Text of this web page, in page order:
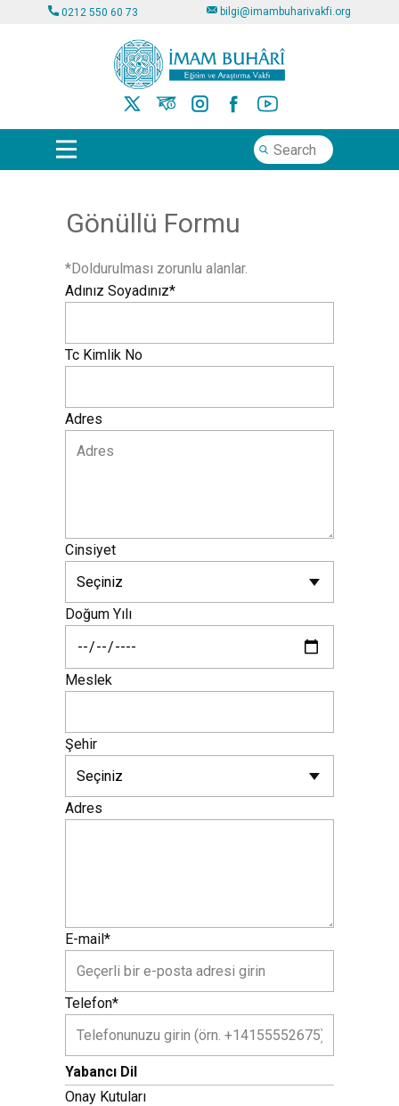
0212 550 60 73 bilgi@imambuharivakfi.org
Gönüllü Formu
*Doldurulması zorunlu alanlar.
Adınız Soyadınız*
Tc Kimlik No
Adres
Cinsiyet
Doğum Yılı
Meslek
Şehir
Adres
E-mail*
Telefon*
Yabancı Dil
Onay Kutuları